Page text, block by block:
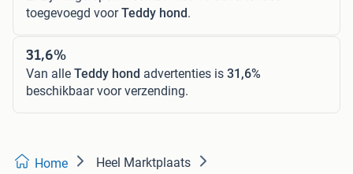
toegevoegd voorTeddy hond.
31,6%
Van alle Teddy hond advertenties is 31,6%
beschikbaar voor verzending.
Home Heel Marktplaats